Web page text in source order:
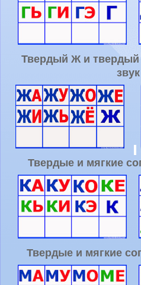
Твердый Ж и твердый
Твердые и мягкие
Твердые и мягкие